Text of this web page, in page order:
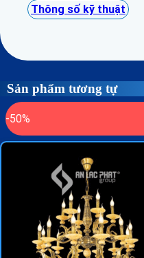
Thông số kỹ thuật
Sản phẩm tương tự
-50%